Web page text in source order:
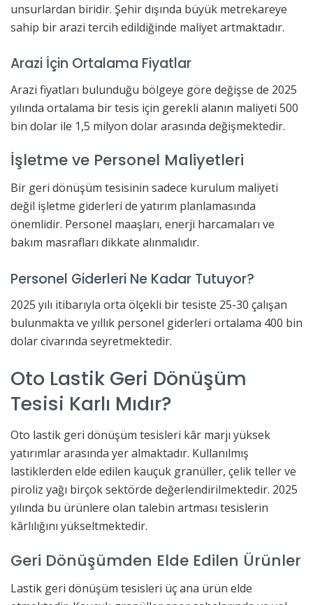
unsurlardan biridir. Şehir dışında büyük metrekareye
sahip bir arazi tercih edildiğinde maliyet artmaktadır.
Arazi İçin Ortalama Fiyatlar
Arazi fiyatları bulunduğu bölgeye göre değişse de 2025
yılında ortalama bir tesis için gerekli alanın maliyeti 500
bin dolar ile 1,5 milyon dolar arasında değişmektedir.
İşletme ve Personel Maliyetleri
Bir geri dönüşüm tesisinin sadece kurulum maliyeti
değil işletme giderleri de yatırım planlamasında
önemlidir. Personel maaşları, enerji harcamaları ve
bakım masrafları dikkate alınmalıdır.
Personel Giderleri Ne Kadar Tutuyor?
2025 yılı itibarıyla orta ölçekli bir tesiste 25-30 çalışan
bulunmakta ve yıllık personel giderleri ortalama 400 bin
dolar civarında seyretmektedir.
Oto Lastik Geri Dönüşüm
Tesisi Karlı Mıdır?
Oto lastik geri dönüşüm tesisleri kâr marjı yüksek
yatırımlar arasında yer almaktadır. Kullanılmış
lastiklerden elde edilen kauçuk granüller, çelik teller ve
piroliz yağı birçok sektörde değerlendirilmektedir. 2025
yılında bu ürünlere olan talebin artması tesislerin
kârlılığını yükseltmektedir.
Geri Dönüşümden Elde Edilen Ürünler
Lastik geri dönüşüm tesisleri üç ana ürün elde